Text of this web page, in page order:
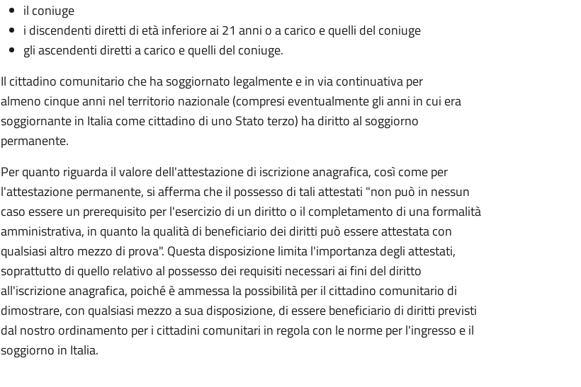
il coniuge
i discendenti diretti di età inferiore ai 21 anni o a carico e quelli del coniuge
gli ascendenti diretti a carico e quelli del coniuge.
Il cittadino comunitario che ha soggiornato legalmente e in via continuativa per
almeno cinque anni nel territorio nazionale (compresi eventualmente gli anni in cui era
soggiornante in Italia come cittadino di uno Stato terzo) ha diritto al soggiorno
permanente.
Per quanto riguarda il valore dell'attestazione di iscrizione anagrafica, così come per
l'attestazione permanente, si afferma che il possesso di tali attestati "non può in nessun
caso essere un prerequisito per l'esercizio di un diritto o il completamento di una formalità
amministrativa, in quanto la qualità di beneficiario dei diritti può essere attestata con
qualsiasi altro mezzo di prova". Questa disposizione limita l'importanza degli attestati,
soprattutto di quello relativo al possesso dei requisiti necessari ai fini del diritto
all'iscrizione anagrafica, poiché è ammessa la possibilità per il cittadino comunitario di
dimostrare, con qualsiasi mezzo a sua disposizione, di essere beneficiario di diritti previsti
dal nostro ordinamento per i cittadini comunitari in regola con le norme per l'ingresso e il
soggiorno in Italia.